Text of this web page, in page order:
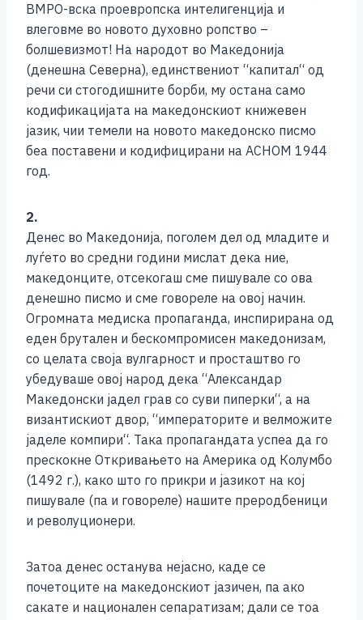
ВМРО-вска проевропска интелигенција и
влеговме во новото духовно ропство –
болшевизмот! На народот во Македонија
(денешна Северна), единствениот “капитал“ од
речи си стогодишните борби, му остана само
кодификацијата на македонскиот книжевен
јазик, чии темели на новото македонско писмо
беа поставени и кодифицирани на АСНОМ 1944
год.
2.
Денес во Македонија, поголем дел од младите и
луѓето во средни години мислат дека ние,
македонците, отсекогаш сме пишувале со ова
денешно писмо и сме говореле на овој начин.
Огромната медиска пропаганда, инспирирана од
еден брутален и бескомпромисен македонизам,
со целата своја вулгарност и просташтво го
убедуваше овој народ дека “Александар
Македонски јадел грав со суви пиперки“, а на
византискиот двор, “императорите и велможите
јаделе компири“. Така пропагандата успеа да го
прескокне Откривањето на Америка од Колумбо
(1492 г.), како што го прикри и јазикот на кој
пишувале (па и говореле) нашите преродбеници
и револуционери.
Затоа денес останува нејасно, каде се
почетоците на македонскиот јазичен, па ако
сакате и национален сепаратизам; дали се тоа